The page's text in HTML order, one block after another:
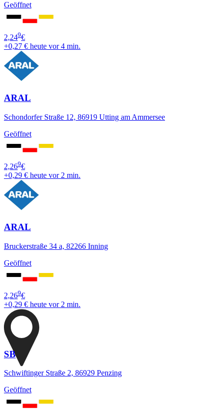
Geöffnet
2,249€
+0,27 € heute vor 4 min.
ARAL
Schondorfer Straße 12, 86919 Utting am Ammersee
Geöffnet
2,269€
+0,29 € heute vor 2 min.
ARAL
Bruckerstraße 34 a, 82266 Inning
Geöffnet
2,269€
+0,29 € heute vor 2 min.
SB
Schwiftinger Straße 2, 86929 Penzing
Geöffnet